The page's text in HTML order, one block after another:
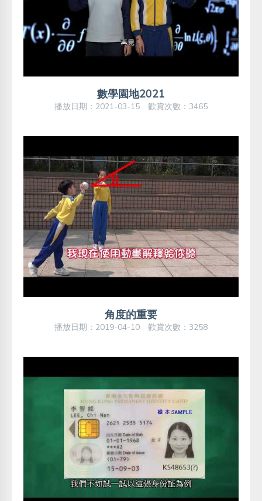
數學園地2021
播放日期：2021-03-15 歡賞次數：3465
角度的重要
播放日期：2019-04-10 歡賞次數：3258